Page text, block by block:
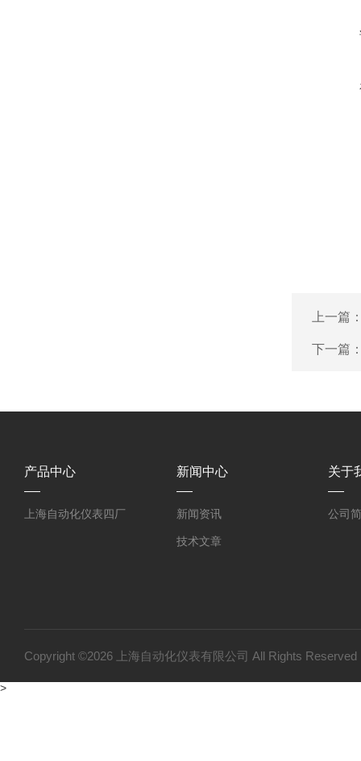
上一篇
下一篇
产品中心
上海自动化仪表四厂
新闻中心
新闻资讯
技术文章
关于
公司
Copyright ©2026 上海自动化仪表有限公司 All Rights
>